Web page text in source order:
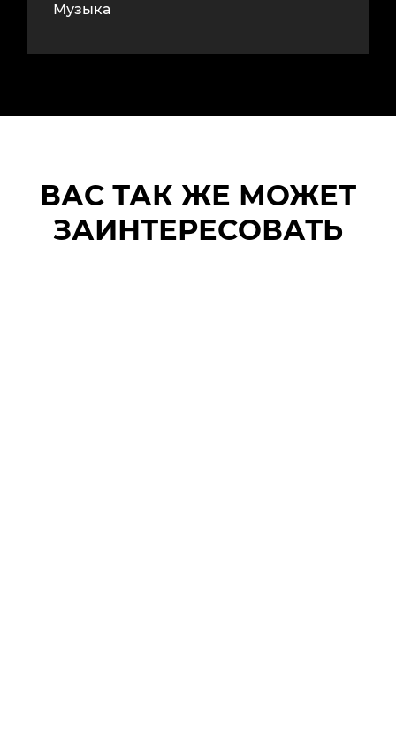
Музыка
ВАС ТАК ЖЕ МОЖЕТ
ЗАИНТЕРЕСОВАТЬ